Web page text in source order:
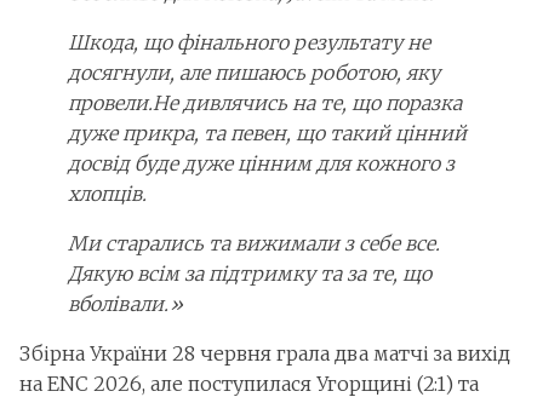
Шкода, що фінального результату не
досягнули, але пишаюсь роботою, яку
провели.Не дивлячись на те, що поразка
дуже прикра, та певен, що такий цінний
досвід буде дуже цінним для кожного з
хлопців.
Ми старались та вижимали з себе все.
Дякую всім за підтримку та за те, що
вболівали.»
Збірна України 28 червня грала два матчі за вихід
на ENC 2026, але поступилася Угорщині (2:1) та